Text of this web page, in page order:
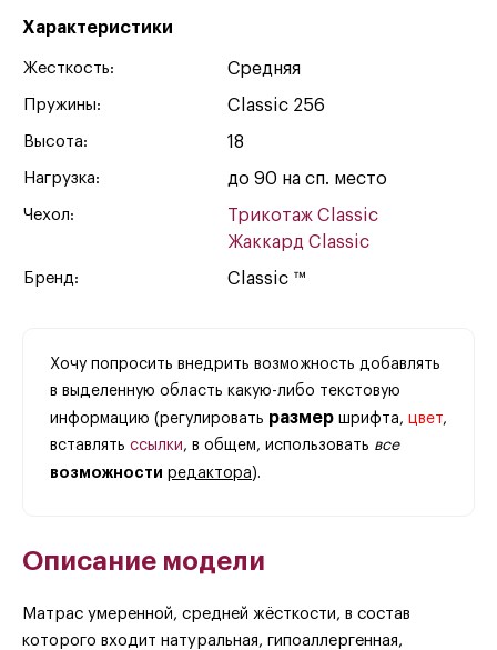
Характеристики
Жесткость: Средняя
Пружины: Classic 256
Высота: 18
Нагрузка: до 90 на сп. место
Чехол:
Трикотаж Classic
Жаккард Classic
Бренд: Classic ™
Хочу попросить внедрить возможность добавлять
в выделенную область какую-либо текстовую
информацию (регулировать размер шрифта, цвет,
вставлять ссылки, в общем, использовать все
возможности редактора).
Описание модели
Матрас умеренной, средней жёсткости, в состав
которого входит натуральная, гипоаллергенная,